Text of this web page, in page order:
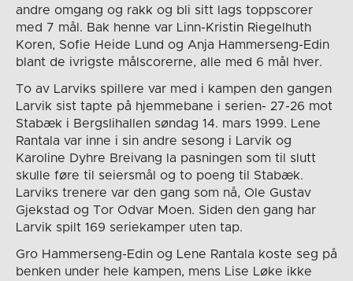
andre omgang og rakk og bli sitt lags toppscorer
med 7 mål. Bak henne var Linn-Kristin Riegelhuth
Koren, Sofie Heide Lund og Anja Hammerseng-Edin
blant de ivrigste målscorerne, alle med 6 mål hver.
To av Larviks spillere var med i kampen den gangen
Larvik sist tapte på hjemmebane i serien- 27-26 mot
Stabæk i Bergslihallen søndag 14. mars 1999. Lene
Rantala var inne i sin andre sesong i Larvik og
Karoline Dyhre Breivang la pasningen som til slutt
skulle føre til seiersmål og to poeng til Stabæk.
Larviks trenere var den gang som nå, Ole Gustav
Gjekstad og Tor Odvar Moen. Siden den gang har
Larvik spilt 169 seriekamper uten tap.
Gro Hammerseng-Edin og Lene Rantala koste seg på
benken under hele kampen, mens Lise Løke ikke